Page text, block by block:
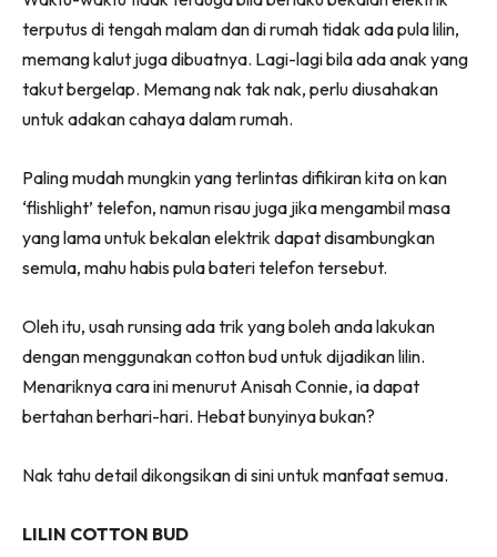
terputus di tengah malam dan di rumah tidak ada pula lilin,
memang kalut juga dibuatnya. Lagi-lagi bila ada anak yang
takut bergelap. Memang nak tak nak, perlu diusahakan
untuk adakan cahaya dalam rumah.
Paling mudah mungkin yang terlintas difikiran kita on kan
‘flishlight’ telefon, namun risau juga jika mengambil masa
yang lama untuk bekalan elektrik dapat disambungkan
semula, mahu habis pula bateri telefon tersebut.
Oleh itu, usah runsing ada trik yang boleh anda lakukan
dengan menggunakan cotton bud untuk dijadikan lilin.
Menariknya cara ini menurut Anisah Connie, ia dapat
bertahan berhari-hari. Hebat bunyinya bukan?
Nak tahu detail dikongsikan di sini untuk manfaat semua.
LILIN COTTON BUD